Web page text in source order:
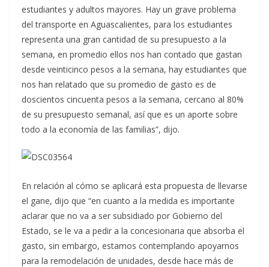
estudiantes y adultos mayores. Hay un grave problema
del transporte en Aguascalientes, para los estudiantes
representa una gran cantidad de su presupuesto a la
semana, en promedio ellos nos han contado que gastan
desde veinticinco pesos a la semana, hay estudiantes que
nos han relatado que su promedio de gasto es de
doscientos cincuenta pesos a la semana, cercano al 80%
de su presupuesto semanal, así que es un aporte sobre
todo a la economía de las familias”, dijo.
En relación al cómo se aplicará esta propuesta de llevarse
el gane, dijo que “en cuanto a la medida es importante
aclarar que no va a ser subsidiado por Gobierno del
Estado, se le va a pedir a la concesionaria que absorba el
gasto, sin embargo, estamos contemplando apoyarnos
para la remodelación de unidades, desde hace más de